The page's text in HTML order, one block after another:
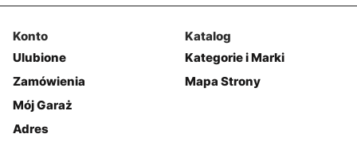
Konto
Ulubione
Zamówienia
Mój Garaż
Adres
Katalog
Kategorie i Marki
Mapa Strony